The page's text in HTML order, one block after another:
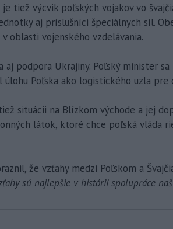
je tiež výcvik poľských vojakov vo
aj príslušníci špeciálnych síl.
oblasti vojenského vzdelávania.
aj podpora Ukrajiny. Poľský minister sa
úlohu Poľska ako logistického uzla pre
situácii na Blízkom východe a jej
látok, ktoré chce poľská vláda
že vzťahy medzi Poľskom a
sú najlepšie v histórii spolupráce